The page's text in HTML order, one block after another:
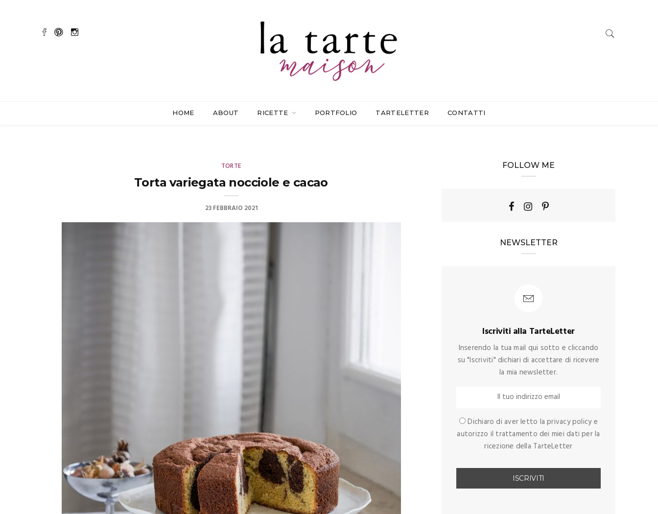
HOME ABOUT RICETTE PORTFOLIO TARTELETTER CONTATTI
TORTE
Torta variegata nocciole e cacao
23 FEBBRAIO 2021
FOLLOW ME
NEWSLETTER
Iscriviti alla TarteLetter
Inserendo la tua mail qui sotto e cliccando
su "Iscriviti" dichiari di accettare di ricevere
la mia newsletter.
Dichiaro di aver letto la privacy policy e
autorizzo il trattamento dei miei dati per la
ricezione della TarteLetter